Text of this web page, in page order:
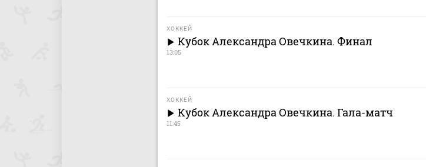
ХОККЕЙ
Кубок Александра Овечкина. Финал
13:05
ХОККЕЙ
Кубок Александра Овечкина. Гала-матч
11:45